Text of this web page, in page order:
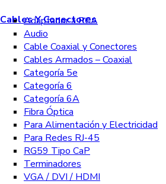
Cables Y Conectores
Adaptador a RCA
Audio
Cable Coaxial y Conectores
Cables Armados – Coaxial
Categoría 5e
Categoría 6
Categoría 6A
Fibra Óptica
Para Alimentación y Electricidad
Para Redes RJ-45
RG59 Tipo CaP
Terminadores
VGA / DVI / HDMI